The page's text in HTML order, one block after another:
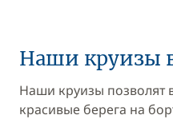
Наши круизы
Наши круизы позволят
красивые берега на